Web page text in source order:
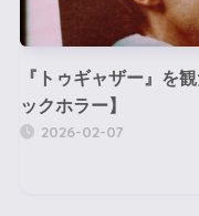
『トゥギャザー』を
ックホラー】
2026-02-07